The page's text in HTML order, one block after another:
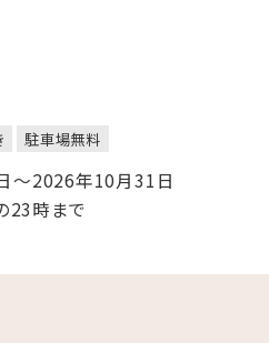
駐車場無料
～2026年10月31日
23時まで